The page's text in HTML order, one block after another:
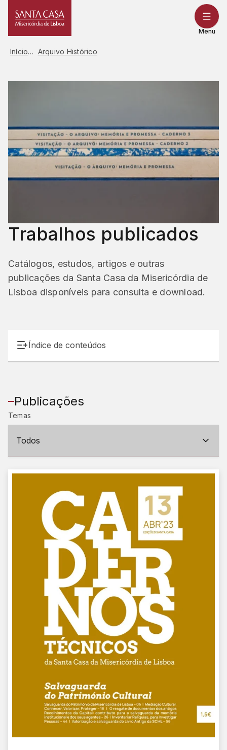
para
Menu
Início Arquivo Histórico
Trabalhos publicados
Catálogos, estudos, artigos e outras
publicações da Santa Casa da Misericórdia de
Lisboa disponíveis para consulta e download.
Índice de conteúdos
Publicações
Temas
Todos